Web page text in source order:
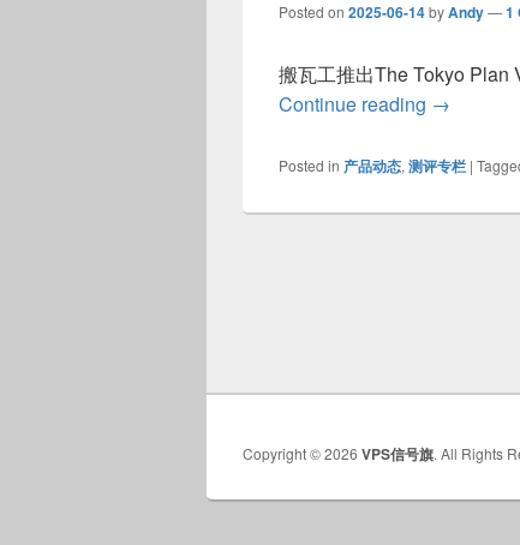
Posted on 2025-06-14byAndy—1
搬瓦工推出The Tokyo Plan
Continue reading 搬瓦工推
→
Posted in 产品动态, 测评专栏 |
Copyright © 2026 VPS信号旗. All Rights